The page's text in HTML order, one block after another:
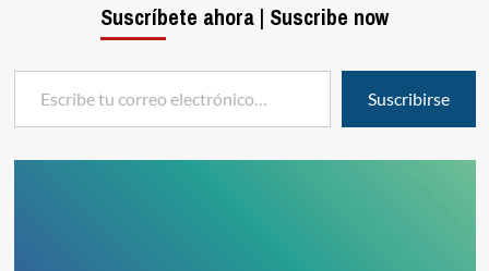
Suscríbete ahora | Suscribe now
Escribe tu correo electrónico…
Suscribirse